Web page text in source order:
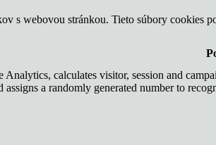
s webovou stránkou. Tieto súbory cookies
calculates visitor, session and
a randomly generated number to